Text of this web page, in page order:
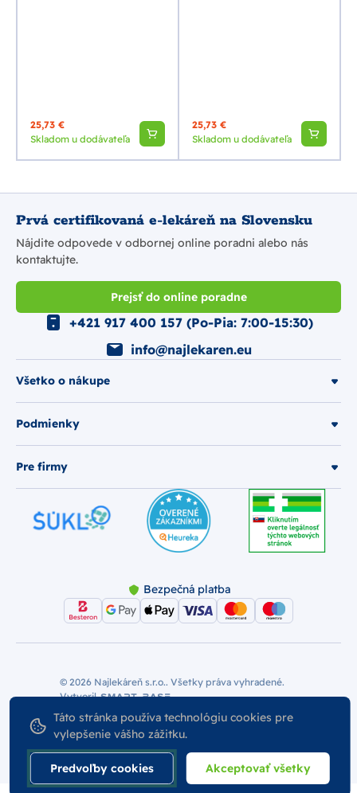
25,73 €
Skladom u dodávateľa
25,73 €
Skladom u dodávateľa
Prvá certifikovaná e-lekáreň na Slovensku
Nájdite odpovede v odbornej online poradni alebo nás
kontaktujte.
Prejsť do online poradne
Všetko o nákupe
Podmienky
Pre firmy
+421 917 400 157 (Po-Pia: 7:00-15:30)
info@najlekaren.eu
Bezpečná platba
© 2026 Najlekáreň s.r.o.. Všetky práva vyhradené.
Vytvoril
Nastavenie Cookies
Podmienky používania
Odstúpiť od zmluvy
Táto stránka používa technológiu cookies pre
vylepšenie vášho zážitku.
Predvoľby cookies Akceptovať všetky